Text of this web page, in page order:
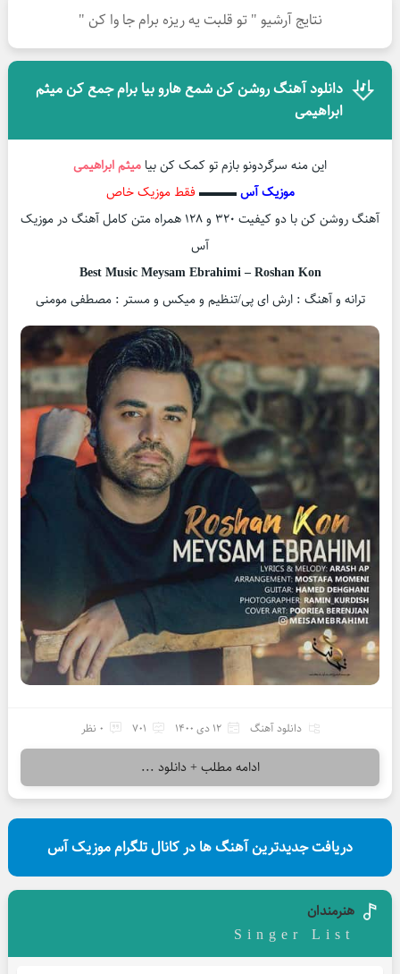
نتایج آرشیو " تو قلبت یه ریزه برام جا وا کن "
دانلود آهنگ روشن کن شمع هارو بیا برام جمع کن میثم
ابراهیمی
این منه سرگردونو بازم تو کمک کن بیا میثم ابراهیمی
موزیک آس▬▬▬ فقط موزیک خاص
آهنگ روشن کن با دو کیفیت ۳۲۰ و ۱۲۸ همراه متن کامل آهنگ در موزیک
آس
Best Music Meysam Ebrahimi – Roshan Kon
ترانه و آهنگ : ارش ای پی/تنظیم و میکس و مستر : مصطفی مومنی
دانلود آهنگ 12 دی 1400 701 0 نظر
ادامه مطلب + دانلود ...
دریافت جدیدترین آهنگ ها در کانال تلگرام موزیک آس
هنرمندان
Singer List